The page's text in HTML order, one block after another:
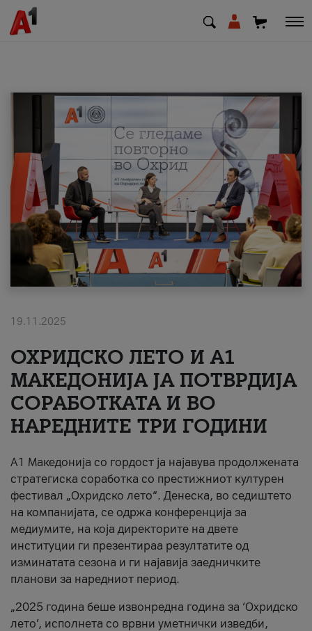
МК SQ
Приватни Деловни
Поддршка
Надополни кредит
#ПодобарОнлајн
19.11.2025
ОХРИДСКО ЛЕТО И A1
МАКЕДОНИЈА ЈА ПОТВРДИЈА
СОРАБОТКАТА И ВО
НАРЕДНИТЕ ТРИ ГОДИНИ
A1 Македонија со гордост ја најавува продолжената
стратегиска соработка со престижниот културен
фестивал „Охридско лето“. Денеска, во седиштето
на компанијата, се одржа конференција за
медиумите, на која директорите на двете
институции ги презентираа резултатите од
изминатата сезона и ги најавија заедничките
планови за наредниот период.
„2025 година беше извонредна година за ‘Охридско
лето’, исполнета со врвни уметнички изведби,